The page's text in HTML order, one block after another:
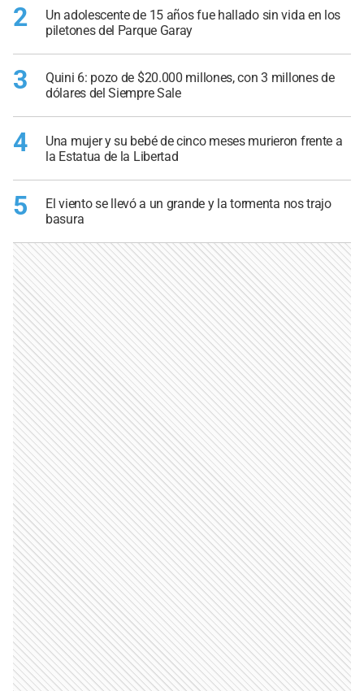
2
Un adolescente de 15 años fue hallado sin vida en los
piletones del Parque Garay
3
Quini 6: pozo de $20.000 millones, con 3 millones de
dólares del Siempre Sale
4
Una mujer y su bebé de cinco meses murieron frente a
la Estatua de la Libertad
5
El viento se llevó a un grande y la tormenta nos trajo
basura